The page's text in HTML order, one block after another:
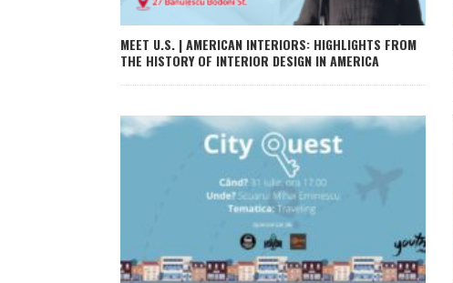
MEET U.S. | AMERICAN INTERIORS: HIGHLIGHTS FROM
THE HISTORY OF INTERIOR DESIGN IN AMERICA